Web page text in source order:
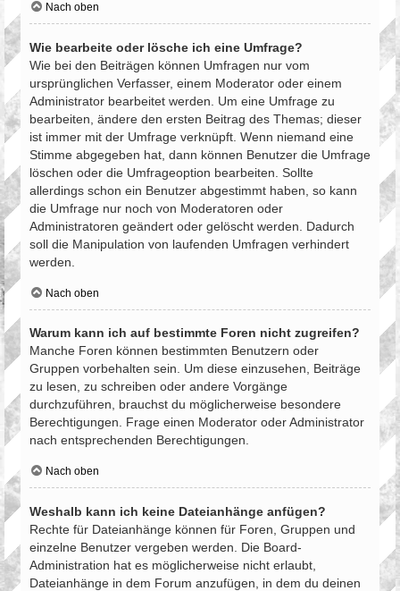
Nach oben
Wie bearbeite oder lösche ich eine Umfrage?
Wie bei den Beiträgen können Umfragen nur vom
ursprünglichen Verfasser, einem Moderator oder einem
Administrator bearbeitet werden. Um eine Umfrage zu
bearbeiten, ändere den ersten Beitrag des Themas; dieser
ist immer mit der Umfrage verknüpft. Wenn niemand eine
Stimme abgegeben hat, dann können Benutzer die Umfrage
löschen oder die Umfrageoption bearbeiten. Sollte
allerdings schon ein Benutzer abgestimmt haben, so kann
die Umfrage nur noch von Moderatoren oder
Administratoren geändert oder gelöscht werden. Dadurch
soll die Manipulation von laufenden Umfragen verhindert
werden.
Nach oben
Warum kann ich auf bestimmte Foren nicht zugreifen?
Manche Foren können bestimmten Benutzern oder
Gruppen vorbehalten sein. Um diese einzusehen, Beiträge
zu lesen, zu schreiben oder andere Vorgänge
durchzuführen, brauchst du möglicherweise besondere
Berechtigungen. Frage einen Moderator oder Administrator
nach entsprechenden Berechtigungen.
Nach oben
Weshalb kann ich keine Dateianhänge anfügen?
Rechte für Dateianhänge können für Foren, Gruppen und
einzelne Benutzer vergeben werden. Die Board-
Administration hat es möglicherweise nicht erlaubt,
Dateianhänge in dem Forum anzufügen, in dem du deinen